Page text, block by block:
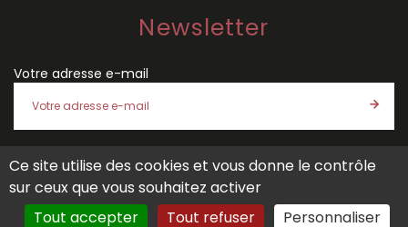
Newsletter
Votre adresse e-mail
J'accepte les conditions générales de venteet lapolitique
de confidentialité
Ce site utilise des cookies et vous donne le contrôle
sur ceux que vous souhaitez activer
Tout accepter
Tout refuser Personnaliser